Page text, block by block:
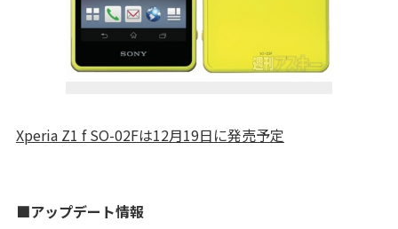
Xperia Z1 f SO-02Fは12月19日に発売予定
■アップデート情報